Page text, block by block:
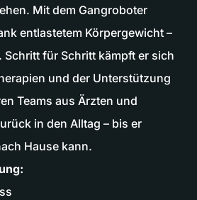
Mit dem Gangroboter
entlastetem Körpergewicht –
Schritt für Schritt kämpft er sich
und der Unterstützung
Teams aus Ärzten und
in den Alltag – bis er
Hause kann.